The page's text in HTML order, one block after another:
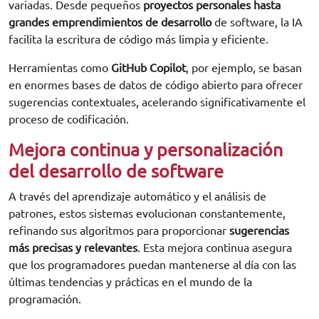
variadas. Desde pequeños proyectos personales hasta
grandes emprendimientos de desarrollode software, la IA
facilita la escritura de código más limpia y eficiente.
Herramientas como GitHub Copilot, por ejemplo, se basan
en enormes bases de datos de código abierto para ofrecer
sugerencias contextuales, acelerando significativamente el
proceso de codificación.
Mejora continua y personalización
del desarrollo de software
A través del aprendizaje automático y el análisis de
patrones, estos sistemas evolucionan constantemente,
refinando sus algoritmos para proporcionar sugerencias
más precisas y relevantes. Esta mejora continua asegura
que los programadores puedan mantenerse al día con las
últimas tendencias y prácticas en el mundo de la
programación.